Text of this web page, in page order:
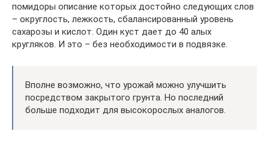
помидоры описание которых достойно следующих слов
– округлость, лежкость, сбалансированный уровень
сахарозы и кислот. Один куст дает до 40 алых
кругляков. И это – без необходимости в подвязке.
Вполне возможно, что урожай можно улучшить
посредством закрытого грунта. Но последний
больше подходит для высокорослых аналогов.